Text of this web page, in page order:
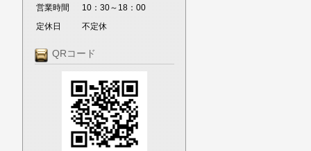
営業時間
10：30～18：00
定休日
不定休
QRコード